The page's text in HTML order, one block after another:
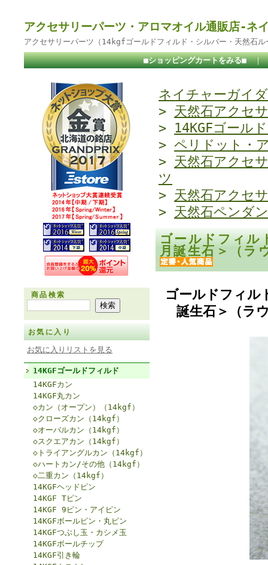
アクセサリーパーツ・アロマオイル通販店-ネ
アクセサリーパーツ（14kgfゴールドフィルド・シルバー・天然石
■ショッピングカートをみる■ ｜
商品検索
お気に入り
お気に入りリストを見る
14KGFゴールドフィルド
14KGFカン
14KGF丸カン
◇カン（オープン）（14kgf）
◇クローズカン（14kgf）
◇オーバルカン（14kgf）
◇スクエアカン（14kgf）
◇トライアングルカン（14kgf）
◇ハートカン/その他（14kgf）
◇二重カン（14kgf）
14KGFヘッドピン
14KGF Tピン
14KGF 9ピン・アイピン
14KGFボールピン・丸ピン
14KGFつぶし玉・カシメ玉
14KGFボールチップ
14KGF引き輪
ネイチャーガイ
> 天然石アクセ
> 14KGFゴール
> ペリドット・
> 天然石アクセ
ツ
> 天然石アクセ
> 天然石ペンダ
ゴールドフィル
月誕生石＞（ラ
ゴールドフィル
誕生石＞（ラ